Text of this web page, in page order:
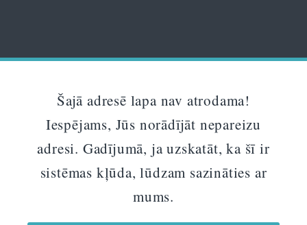
Šajā adresē lapa nav atrodama!
Iespējams, Jūs norādījāt nepareizu
adresi. Gadījumā, ja uzskatāt, ka šī ir
sistēmas kļūda, lūdzam sazināties ar
mums.